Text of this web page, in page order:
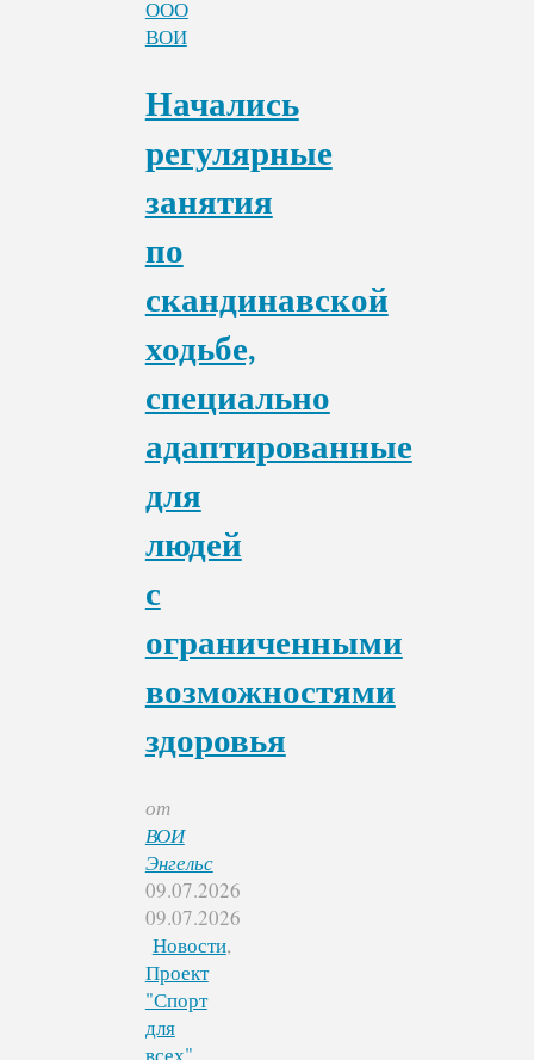
ООО
ВОИ
Начались
регулярные
занятия
по
скандинавской
ходьбе,
специально
адаптированные
для
людей
с
ограниченными
возможностями
здоровья
от
ВОИ
Энгельс
09.07.2026
09.07.2026
Новости,
Проект
"Спорт
для